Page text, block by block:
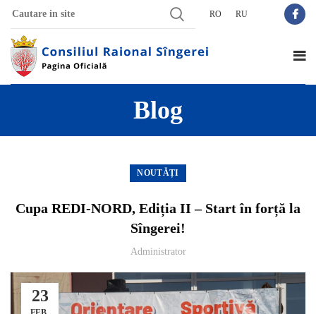
RO RU
Blog
NOUTĂȚI
Cupa REDI-NORD, Ediția II – Start în forță la
Sîngerei!
Administrator
23